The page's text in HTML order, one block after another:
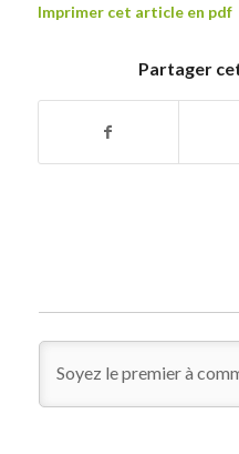
Imprimer cet article en pdf
Partager